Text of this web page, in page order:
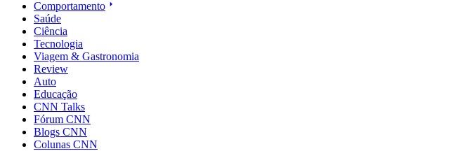
Comportamento
Saúde
Ciência
Tecnologia
Viagem & Gastronomia
Review
Auto
Educação
CNN Talks
Fórum CNN
Blogs CNN
Colunas CNN